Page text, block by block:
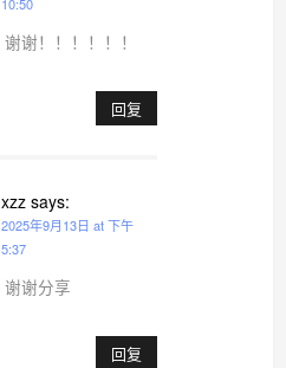
10:50
谢谢！！！！！！
回复
xzz says:
2025年9月13日 at 下午
5:37
谢谢分享
回复